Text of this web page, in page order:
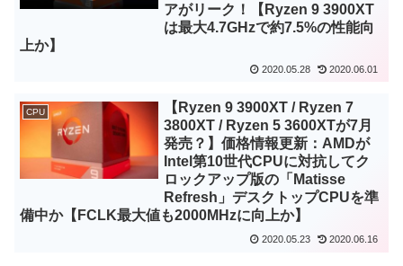
アがリーク！【Ryzen 9 3900XT
は最大4.7GHzで約7.5%の性能向
上か】
2020.05.28 2020.06.01
CPU
【Ryzen 9 3900XT / Ryzen 7
3800XT / Ryzen 5 3600XTが7月
発売？】価格情報更新：AMDが
Intel第10世代CPUに対抗してク
ロックアップ版の「Matisse
Refresh」デスクトップCPUを準
備中か【FCLK最大値も2000MHzに向上か】
2020.05.23 2020.06.16